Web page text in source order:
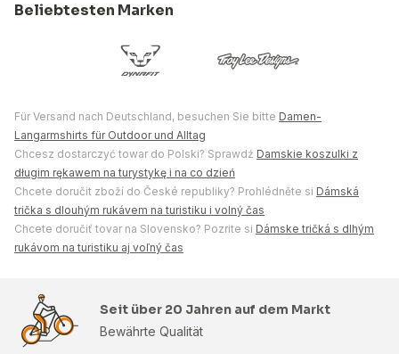
Beliebtesten Marken
Für Versand nach Deutschland, besuchen Sie bitte Damen-
Langarmshirts für Outdoor und Alltag
Chcesz dostarczyć towar do Polski? Sprawdź Damskie koszulki z
długim rękawem na turystykę i na co dzień
Chcete doručit zboží do České republiky? Prohlédněte si Dámská
trička s dlouhým rukávem na turistiku i volný čas
Chcete doručiť tovar na Slovensko? Pozrite si Dámske tričká s dlhým
rukávom na turistiku aj voľný čas
Seit über 20 Jahren auf dem Markt
Bewährte Qualität